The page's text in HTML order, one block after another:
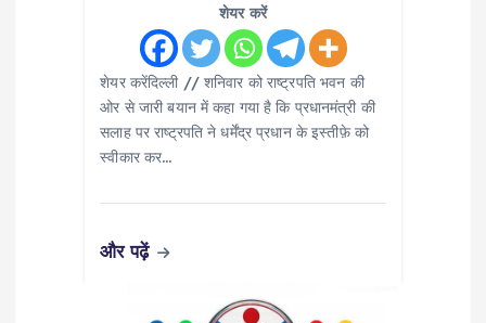
शेयर करें
शेयर करेंदिल्ली // शनिवार को राष्ट्रपति भवन की
ओर से जारी बयान में कहा गया है कि प्रधानमंत्री की
सलाह पर राष्ट्रपति ने धर्मेंद्र प्रधान के इस्तीफ़े को
स्वीकार कर…
और पढ़ें